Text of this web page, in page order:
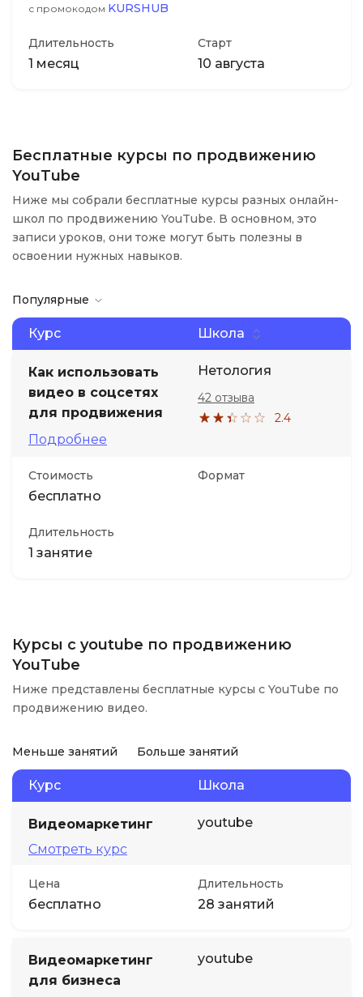
с промокодом KURSHUB
Длительность
1 месяц
Старт
10 августа
Бесплатные курсы по продвижению
YouTube
Ниже мы собрали бесплатные курсы разных онлайн-
школ по продвижению YouTube. В основном, это
записи уроков, они тоже могут быть полезны в
освоении нужных навыков.
Популярные
Курс Школа
Как использовать
видео в соцсетях
для продвижения
Подробнее
Нетология
2.4
42 отзыва
Стоимость
бесплатно
Формат
Длительность
1 занятие
Курсы с youtube по продвижению
YouTube
Ниже представлены бесплатные курсы с YouTube по
продвижению видео.
Меньше занятий Больше занятий
Курс Школа
Видеомаркетинг
Смотреть курс
youtube
Цена
бесплатно
Длительность
28 занятий
Видеомаркетинг
для бизнеса
youtube